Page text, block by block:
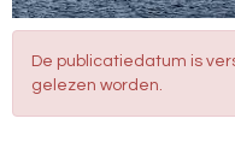
De publicatiedatum is
gelezen worden.